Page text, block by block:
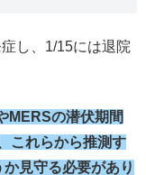
し、1/15には退院
MERSの潜伏期間
これらから推測す
見守る必要があり